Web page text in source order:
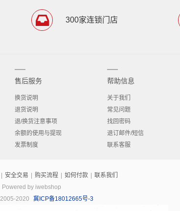
300家连锁门店
售后服务
换货说明
退货说明
退/换货注意事项
余额的使用与提现
发票制度
帮助信息
关于我们
常见问题
找回密码
退订邮件/短信
联系客服
安全交易 购买流程 如何付款
联系我们
Powered by iwebshop
2020
冀ICP备18012665号-3